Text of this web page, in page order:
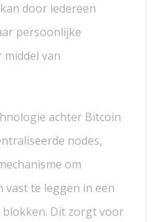
door iedereen
persoonlijke
van
achter Bitcoin
nodes,
om
vast te leggen in een
Dit zorgt voor